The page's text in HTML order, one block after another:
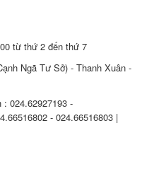
từ thứ 2 đến thứ 7
Ngã Tư Sở) - Thanh Xuân -
: 024.62927193 -
- 024.66516803 |